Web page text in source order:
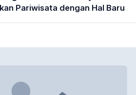
Pariwisata dengan Hal Baru